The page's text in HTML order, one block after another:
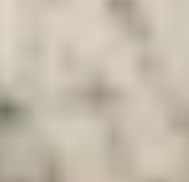
Chế độ Im lặng (Silent Mode)
Chế độ Không làm phiền